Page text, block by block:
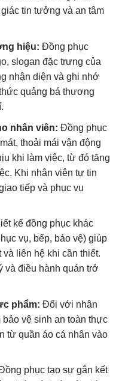
tin tưởng và an tâm
hiệu: Đồng phục
slogan đặc trưng của
nhận diện và ghi nhớ
quảng bá thương
nhân viên: Đồng phục
thoải mái vận động
khi làm việc, từ đó tăng
Khi nhân viên tự tin
tiếp và phục vụ
kế đồng phục khác
vụ, bếp, bảo vệ) giúp
liên hệ khi cần thiết.
và điều hành quán trở
phẩm: Đối với nhân
vệ sinh an toàn thực
từ quần áo cá nhân vào
phục tạo sự gắn kết